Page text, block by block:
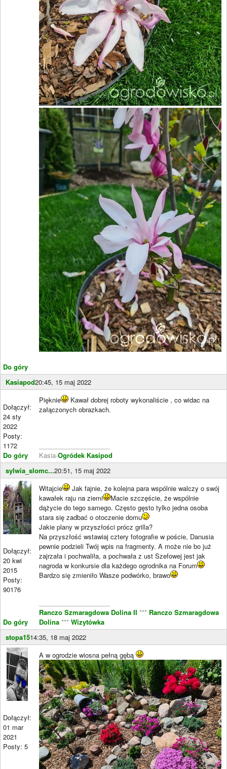
Do góry
Kasiapod20:45, 15 maj 2022
Dołączył:
24 sty
2022
Posty:
1172
Do góry
Pięknie
Kawał dobrej roboty wykonaliście , co widac na
załączonych obrazkach.
Kasia-Ogródek Kasipod
sylwia_slomc...20:51, 15 maj 2022
Dołączył:
20 kwi
2015
Posty:
90176
Do góry
Witajcie
Jak fajnie, że kolejna para wspólnie walczy o swój
kawałek raju na ziemi
Macie szczęście, że wspólnie
dążycie do tego samego. Często gęsto tylko jedna osoba
stara się zadbać o otoczenie domu
Jakie plany w przyszłości prócz grilla?
Na przyszłość wstawiaj cztery fotografie w poście, Danusia
pewnie podzieli Twój wpis na fragmenty. A może nie bo już
zajrzała i pochwaliła, a pochwała z ust Szefowej jest jak
nagroda w konkursie dla każdego ogrodnika na Forum
Bardzo się zmieniło Wasze podwórko, brawo
Ranczo Szmaragdowa Dolina II *** Ranczo Szmaragdowa
Dolina *** Wizytówka
stopa1514:35, 18 maj 2022
Dołączył:
01 mar
2021
Posty: 5
A w ogrodzie wiosna pełną gębą